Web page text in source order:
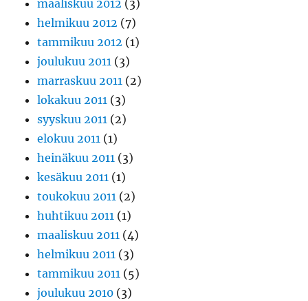
maaliskuu 2012 (3)
helmikuu 2012 (7)
tammikuu 2012 (1)
joulukuu 2011 (3)
marraskuu 2011 (2)
lokakuu 2011 (3)
syyskuu 2011 (2)
elokuu 2011 (1)
heinäkuu 2011 (3)
kesäkuu 2011 (1)
toukokuu 2011 (2)
huhtikuu 2011 (1)
maaliskuu 2011 (4)
helmikuu 2011 (3)
tammikuu 2011 (5)
joulukuu 2010 (3)